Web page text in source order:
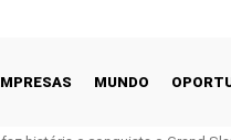
MUNDO